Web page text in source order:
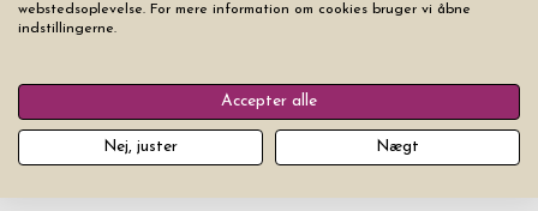
189,00 kr
webstedsoplevelse. For mere information om cookies bruger vi åbne
indstillingerne.
Accepter alle
Nej, juster Nægt